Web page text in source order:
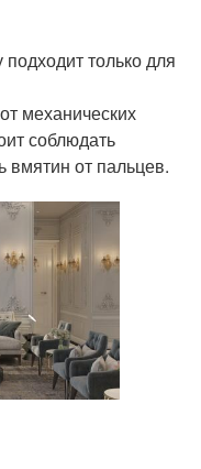
только для
механических
соблюдать
вмятин от пальцев.